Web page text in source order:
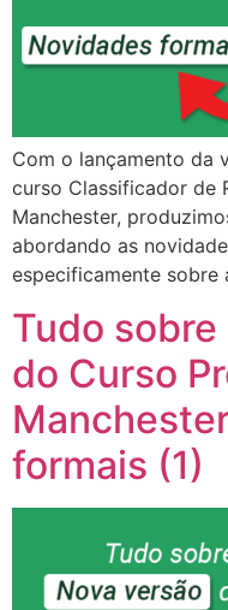
Com o lançamento da
curso Classificador de
Manchester,
abordando as
especificamente sobre
Tudo sobre
do Curso
formais (1)